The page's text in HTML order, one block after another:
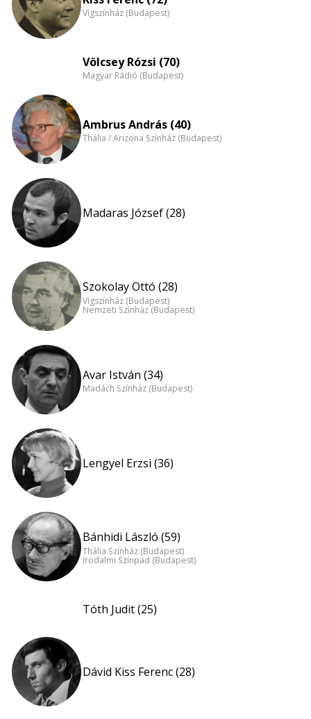
Vígszínház (Budapest)
Völcsey Rózsi (70)
Magyar Rádió (Budapest)
Ambrus András (40)
Thália / Arizona Színház (Budapest)
Madaras József (28)
Szokolay Ottó (28)
Vígszínház (Budapest)
Nemzeti Színház (Budapest)
Avar István (34)
Madách Színház (Budapest)
Lengyel Erzsi (36)
Bánhidi László (59)
Thália Színház (Budapest)
Irodalmi Színpad (Budapest)
Tóth Judit (25)
Dávid Kiss Ferenc (28)